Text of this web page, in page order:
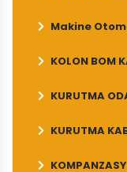
Makine
KOLON BOM
KURUTMA
KURUTMA